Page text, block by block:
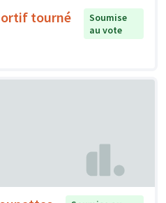
tourné
Soumise
au vote